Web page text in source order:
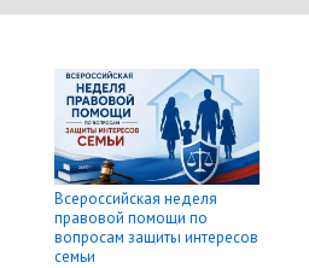
Всероссийская неделя
правовой помощи по
вопросам защиты интересов
семьи